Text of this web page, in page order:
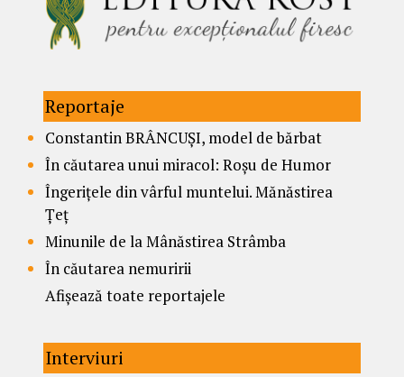
Reportaje
Constantin BRÂNCUȘI, model de bărbat
În căutarea unui miracol: Roșu de Humor
Îngerițele din vârful muntelui. Mănăstirea
Țeț
Minunile de la Mânăstirea Strâmba
În căutarea nemuririi
Afișează toate reportajele
Interviuri